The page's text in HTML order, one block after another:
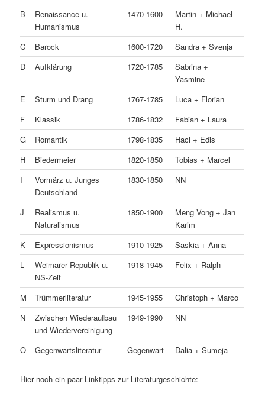
B
Renaissance u.
Humanismus
1470-1600
Martin + Michael
H.
C
Barock 1600-1720
Sandra + Svenja
D
Aufklärung 1720-1785
Sabrina +
Yasmine
E
Sturm und Drang 1767-1785
Luca + Florian
F
Klassik 1786-1832
Fabian + Laura
G
Romantik 1798-1835
Haci + Edis
H
Biedermeier 1820-1850
Tobias + Marcel
I
Vormärz u. Junges
Deutschland
1830-1850 NN
J
Realismus u.
Naturalismus
1850-1900
Meng Vong + Jan
Karim
K
Expressionismus 1910-1925
Saskia + Anna
L
Weimarer Republik u.
NS-Zeit
1918-1945 Felix + Ralph
M Trümmerliteratur 1945-1955
Christoph + Marco
N
Zwischen Wiederaufbau
und Wiedervereinigung
1949-1990 NN
O Gegenwartsliteratur Gegenwart Dalia + Sumeja
Hier noch ein paar Linktipps zur Literaturgeschichte: